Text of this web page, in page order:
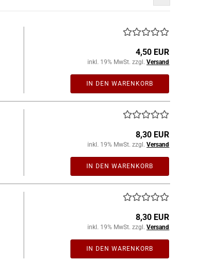
4,50 EUR
inkl. 19% MwSt. zzgl.Versand
IN DEN WARENKORB
8,30 EUR
inkl. 19% MwSt. zzgl.Versand
IN DEN WARENKORB
8,30 EUR
inkl. 19% MwSt. zzgl.Versand
IN DEN WARENKORB